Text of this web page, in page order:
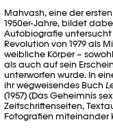
Mahvash, eine der
1950er-Jahre, bildet
Autobiografie
Revolution von 1979 als
weibliche Körper –
als auch auf sein
unterworfen wurde. In
ihr wegweisendes Buch
(1957) (Das Geheimnis
Zeitschriftenseiten,
Fotografien miteinander